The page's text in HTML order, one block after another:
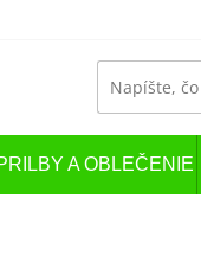
A OBLEČENIE